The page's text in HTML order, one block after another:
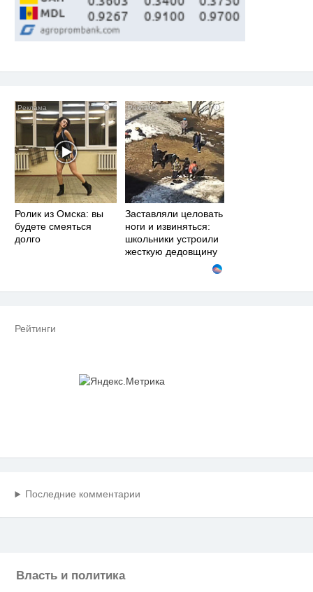
i
Ролик из Омска: вы
будете смеяться
долго
i
Заставляли целовать
ноги и извиняться:
школьники устроили
жесткую дедовщину
Рейтинги
Последние комментарии
Власть и политика